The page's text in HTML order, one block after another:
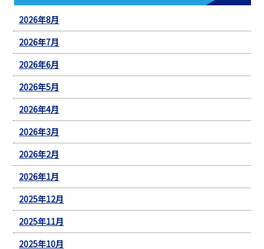
2026年8月
2026年7月
2026年6月
2026年5月
2026年4月
2026年3月
2026年2月
2026年1月
2025年12月
2025年11月
2025年10月